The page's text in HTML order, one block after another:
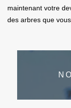
maintenant votre
des arbres que